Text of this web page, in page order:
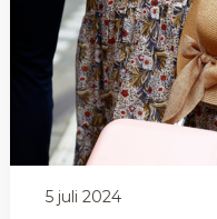
5 juli 2024